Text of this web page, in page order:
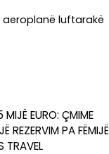
aeroplanë luftarakë
MIJË EURO: ÇMIME
REZERVIM PA FËMIJË
TRAVEL